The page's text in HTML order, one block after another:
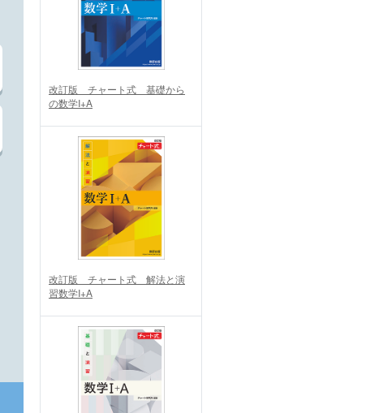
改訂版 チャート式 基礎から
の数学I+A
改訂版 チャート式 解法と演
習数学I+A